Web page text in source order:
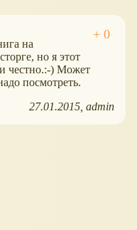
на
но я этот
честно.:-) Может
посмотреть.
27.01.2015 admin